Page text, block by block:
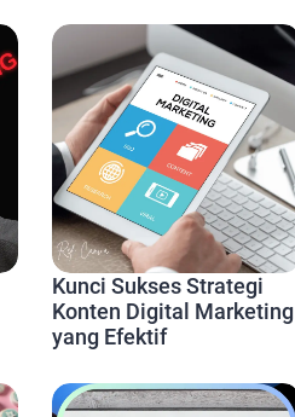
Kunci Sukses Strategi
Konten Digital Marketing
yang Efektif